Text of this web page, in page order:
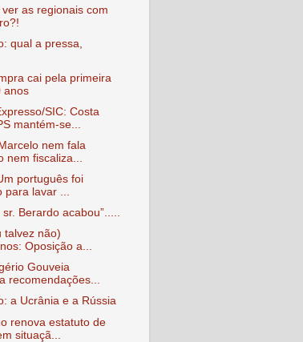
as regionais com
qual a pressa,
cai pela primeira
anos
SIC: Costa
mantém-se...
nem fala
nem fiscaliza...
português foi
lavar ...
Berardo acabou”.....
talvez não)
Oposição a...
Gouveia
recomendações...
a Ucrânia e a Rússia
renova estatuto de
situaçã...